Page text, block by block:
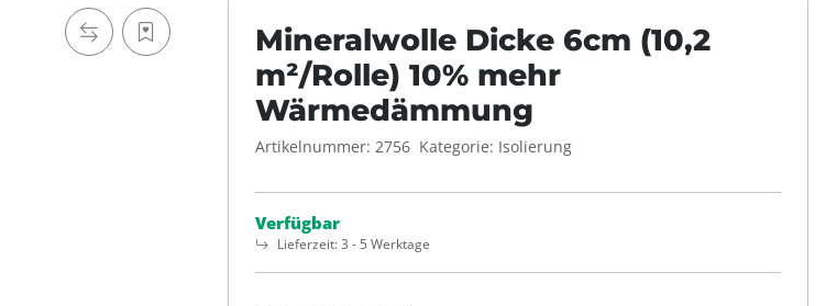
Mineralwolle Dicke 6cm (10,2
m²/Rolle) 10% mehr
Wärmedämmung
Artikelnummer: 2756 Kategorie: Isolierung
Verfügbar
Lieferzeit:3 - 5 Werktage